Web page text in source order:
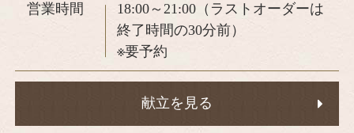
営業時間
18:00～21:00（ラストオーダーは
終了時間の30分前）
※要予約
献立を見る